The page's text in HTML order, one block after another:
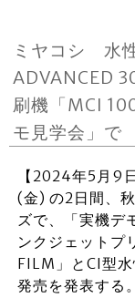
ミヤコシ 水
ADVANCED
刷機「MCI
モ見学会」で
【2024年5月9
(金) の2日間、
ズで、「実機デ
ンクジェットプ
FILM」とCI型
発売を発表する。